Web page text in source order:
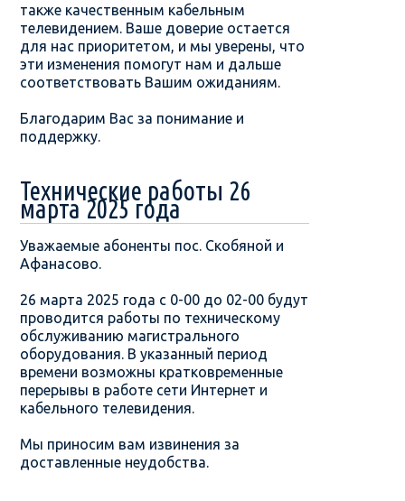
также качественным кабельным
телевидением. Ваше доверие остается
для нас приоритетом, и мы уверены, что
эти изменения помогут нам и дальше
соответствовать Вашим ожиданиям.
Благодарим Вас за понимание и
поддержку.
Технические работы 26
марта 2025 года
Уважаемые абоненты пос. Скобяной и
Афанасово.
26 марта 2025 года с 0-00 до 02-00 будут
проводится работы по техническому
обслуживанию магистрального
оборудования. В указанный период
времени возможны кратковременные
перерывы в работе сети Интернет и
кабельного телевидения.
Мы приносим вам извинения за
доставленные неудобства.